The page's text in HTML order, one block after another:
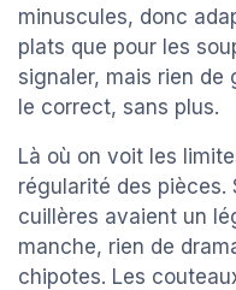
minuscules, donc
plats que pour les
signaler, mais rien de
le correct, sans plus.
Là où on voit les
régularité des pièces.
cuillères avaient un
manche, rien de
chipotes. Les